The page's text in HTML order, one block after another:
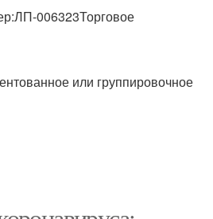
006323Торговое
или группировочное